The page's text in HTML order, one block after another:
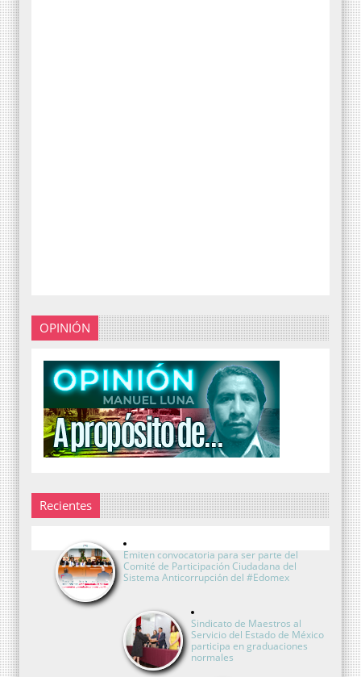
OPINIÓN
Recientes
Emiten convocatoria para ser parte del
Comité de Participación Ciudadana del
Sistema Anticorrupción del #Edomex
Sindicato de Maestros al
Servicio del Estado de México
participa en graduaciones
normales